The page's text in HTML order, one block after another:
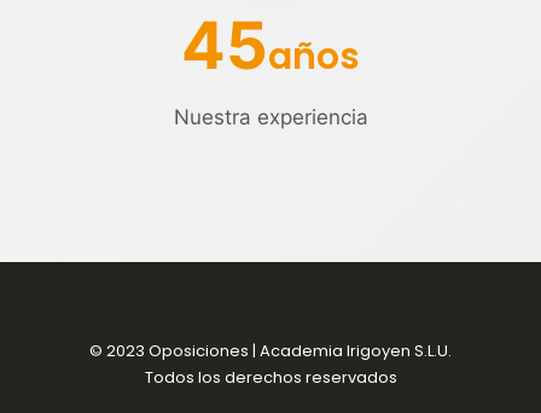
45años
Nuestra experiencia
© 2023 Oposiciones | Academia Irigoyen S.L.U.
Todos los derechos reservados